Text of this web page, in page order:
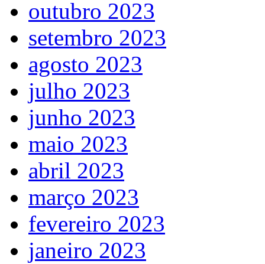
outubro 2023
setembro 2023
agosto 2023
julho 2023
junho 2023
maio 2023
abril 2023
março 2023
fevereiro 2023
janeiro 2023